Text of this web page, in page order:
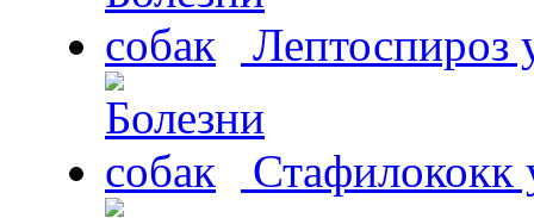
Лептоспироз
Стафилококк